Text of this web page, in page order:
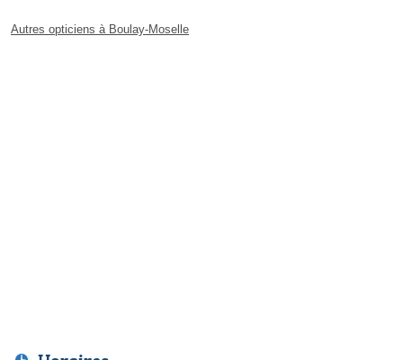
Autres opticiens à Boulay-Moselle